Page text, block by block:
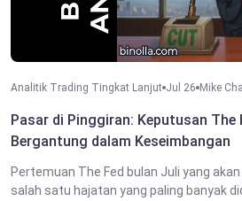
Analitik Trading Tingkat Lanjut Jul 26 Mike
Pasar di Pinggiran: Keputusan The
Bergantung dalam Keseimbangan
Pertemuan The Fed bulan Juli yang
salah satu hajatan yang paling banyak